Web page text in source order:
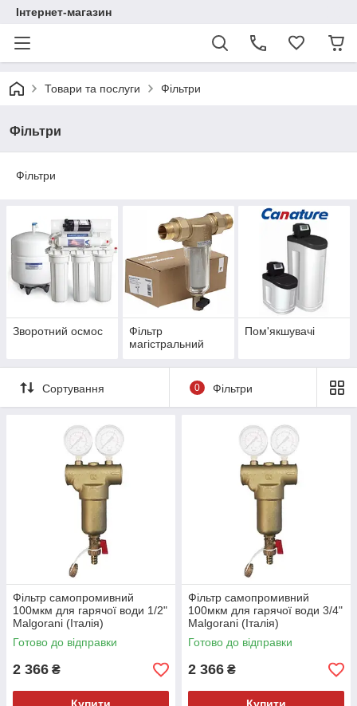
Інтернет-магазин
Товари та послуги Фільтри
Фільтри
Фільтри
Зворотний осмос
Фільтр
магістральний
Пом'якшувачі
Сортування 0 Фільтри
Фільтр самопромивний
100мкм для гарячої води 1/2"
Malgorani (Італія)
Готово до відправки
2 366 ₴
Фільтр самопромивний
100мкм для гарячої води 3/4"
Malgorani (Італія)
Готово до відправки
2 366 ₴